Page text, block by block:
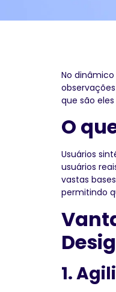
No
que são
O
Usuários
usuários
vastas
permitindo
1.